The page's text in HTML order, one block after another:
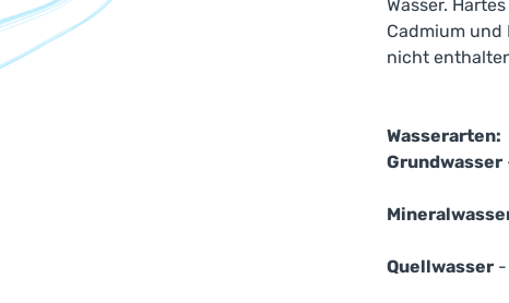
Wasser.
Cadmium und
nicht
Wasserarten:
Grundwasser
Quellwasser -